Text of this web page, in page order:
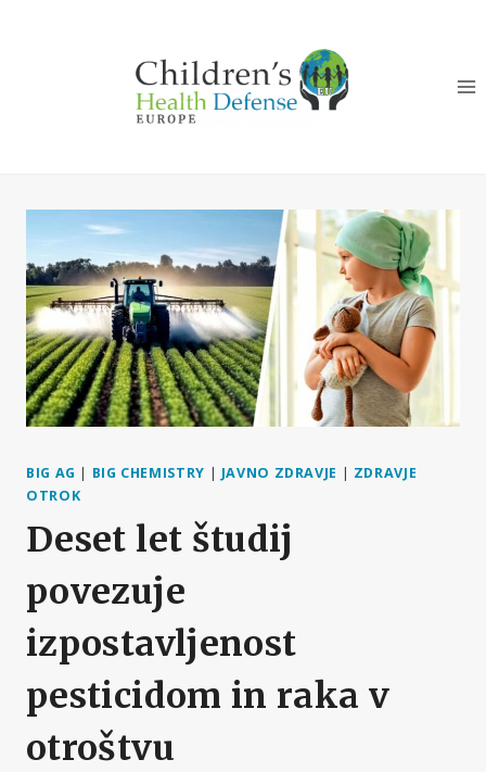
BIG AG | BIG CHEMISTRY | JAVNO ZDRAVJE | ZDRAVJE
OTROK
Deset let študij
povezuje
izpostavljenost
pesticidom in raka v
otroštvu